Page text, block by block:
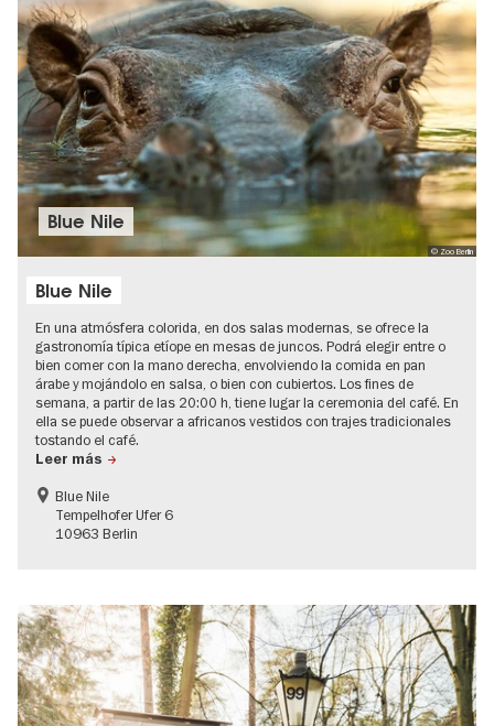
© Zoo Berlin
Blue Nile
Blue Nile
En una atmósfera colorida, en dos salas modernas, se ofrece la
gastronomía típica etíope en mesas de juncos. Podrá elegir entre o
bien comer con la mano derecha, envolviendo la comida en pan
árabe y mojándolo en salsa, o bien con cubiertos. Los fines de
semana, a partir de las 20:00 h, tiene lugar la ceremonia del café. En
ella se puede observar a africanos vestidos con trajes tradicionales
tostando el café.
Leer más
Blue Nile
Tempelhofer Ufer 6
10963 Berlin